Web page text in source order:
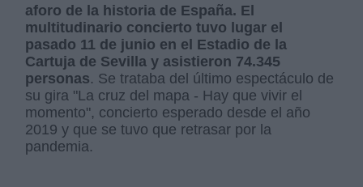
aforo de la historia de España. El
multitudinario concierto tuvo lugar el
pasado 11 de junio en el Estadio de la
Cartuja de Sevilla y asistieron 74.345
personas. Se trataba del último espectáculo de
su gira "La cruz del mapa - Hay que vivir el
momento", concierto esperado desde el año
2019 y que se tuvo que retrasar por la
pandemia.